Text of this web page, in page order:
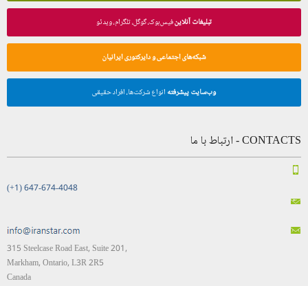
تبلیغات آنلاینفیس‌بوک، گوگل، تلگرام، ویدئو
شبکه‌های اجتماعی و دایرکتوری ایرانیان
وب‌سایت پیشرفته انواع شرکت‌ها، افراد حقیقی
CONTACTS - ارتباط با ما
(+1) 647-674-4048
315 Steelcase Road East, Suite 201,
Markham, Ontario, L3R 2R5
Canada